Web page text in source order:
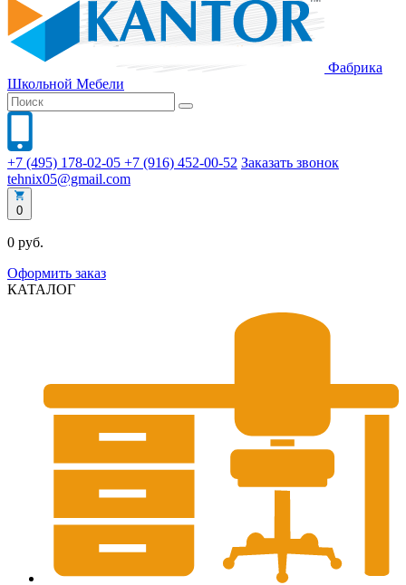
Фабрика
Школьной Мебели
+7 (495) 178-02-05 +7 (916) 452-00-52 Заказать звонок
tehnix05@gmail.com
0
0 руб.
Оформить заказ
КАТАЛОГ